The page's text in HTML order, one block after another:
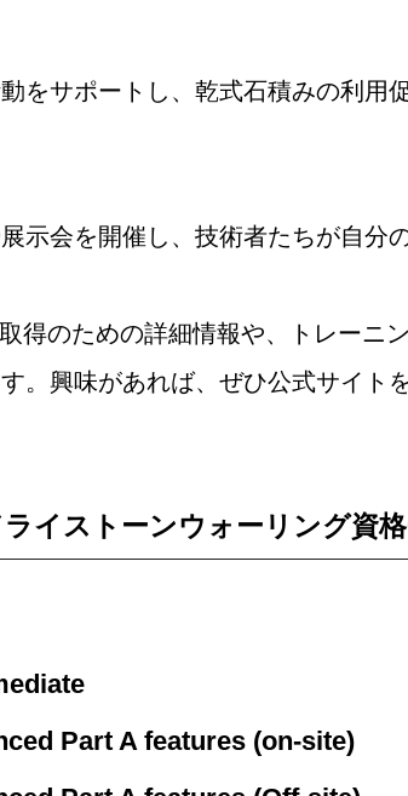
をサポートし、乾式石積みの利用
示会を開催し、技術者たちが自分
得のための詳細情報や、トレーニ
。興味があれば、ぜひ公式サイト
イストーンウォーリング資
Part A features (on-site)